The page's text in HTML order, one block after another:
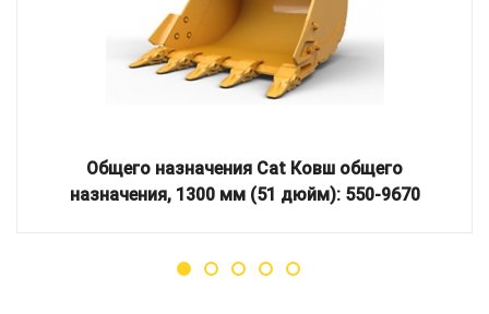
Общего назначения Cat Ковш общего
назначения, 1300 мм (51 дюйм): 550-9670